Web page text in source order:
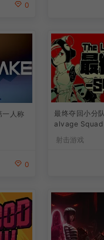
0
人称
0
最终夺回小分
alvage Squad
射击游戏
射击游戏